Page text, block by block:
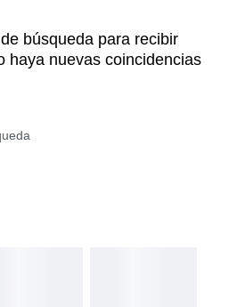
búsqueda para recibir
haya nuevas coincidencias